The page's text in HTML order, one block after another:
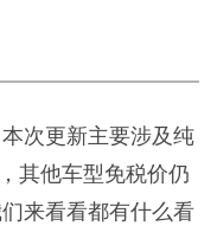
次更新主要涉及纯
其他车型免税价仍
来看看都有什么看